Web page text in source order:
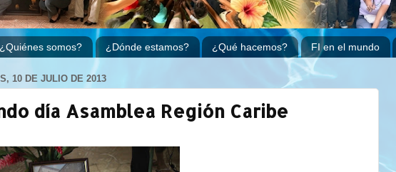
¿Quiénes somos? ¿Dónde estamos? ¿Qué hacemos? FI en el mundo
10 DE JULIO DE 2013
día Asamblea Región Caribe